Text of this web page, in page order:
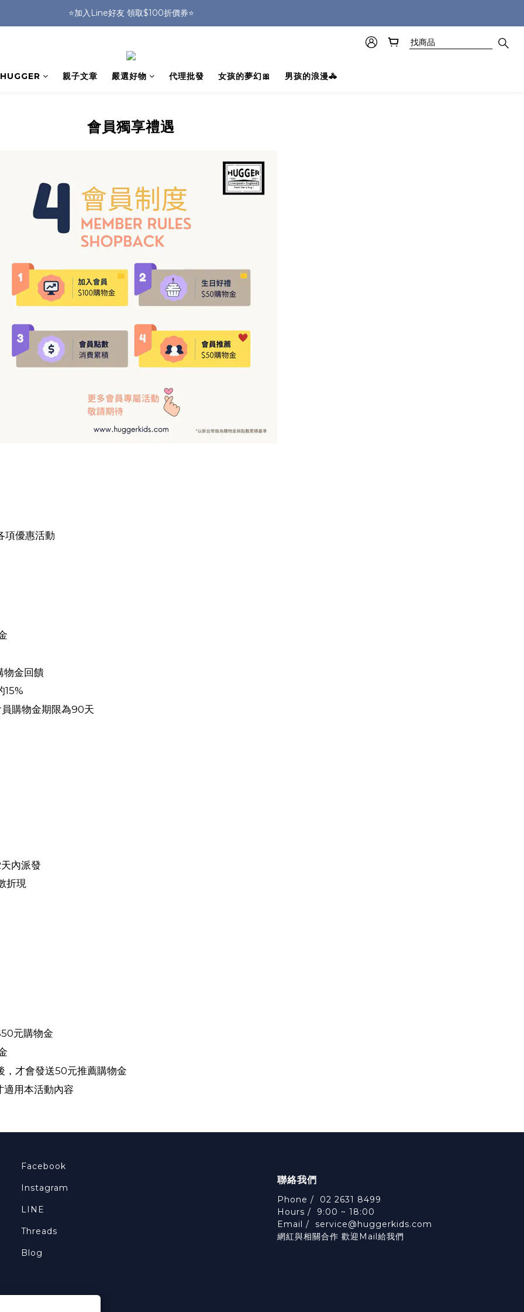
🎒HUGGER實體門市~實背才知道🎒
⭐️加入Line好友 領取$100折價券⭐️
親子文章 嚴選好物 代理批發 女孩的夢幻🎀 男孩的浪漫🚓
會員獨享禮遇
項優惠活動
物金回饋
15%
購物金期限為90天
內派發
折現
元購物金
，才會發送50元推薦購物金
用本活動內容
Facebook
Instagram
LINE
Threads
Blog
聯絡我們
Phone / 02 2631 8499
Hours / 9:00 ~ 18:00
Email / service@huggerkids.com
網紅與相關合作 歡迎Mail給我們